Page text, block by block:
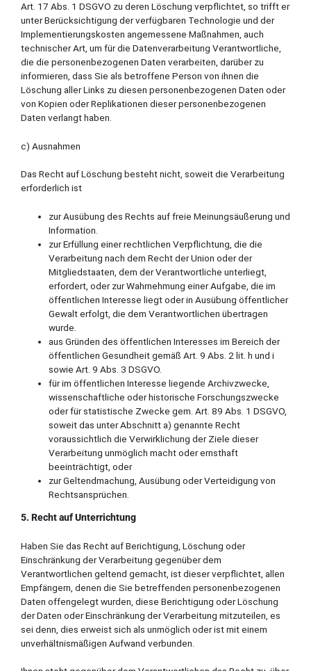
Art. 17 Abs. 1 DSGVO zu deren Löschung verpflichtet, so trifft er
unter Berücksichtigung der verfügbaren Technologie und der
Implementierungskosten angemessene Maßnahmen, auch
technischer Art, um für die Datenverarbeitung Verantwortliche,
die die personenbezogenen Daten verarbeiten, darüber zu
informieren, dass Sie als betroffene Person von ihnen die
Löschung aller Links zu diesen personenbezogenen Daten oder
von Kopien oder Replikationen dieser personenbezogenen
Daten verlangt haben.
c) Ausnahmen
Das Recht auf Löschung besteht nicht, soweit die Verarbeitung
erforderlich ist
zur Ausübung des Rechts auf freie Meinungsäußerung und
Information.
zur Erfüllung einer rechtlichen Verpflichtung, die die
Verarbeitung nach dem Recht der Union oder der
Mitgliedstaaten, dem der Verantwortliche unterliegt,
erfordert, oder zur Wahrnehmung einer Aufgabe, die im
öffentlichen Interesse liegt oder in Ausübung öffentlicher
Gewalt erfolgt, die dem Verantwortlichen übertragen
wurde.
aus Gründen des öffentlichen Interesses im Bereich der
öffentlichen Gesundheit gemäß Art. 9 Abs. 2 lit. h und i
sowie Art. 9 Abs. 3 DSGVO.
für im öffentlichen Interesse liegende Archivzwecke,
wissenschaftliche oder historische Forschungszwecke
oder für statistische Zwecke gem. Art. 89 Abs. 1 DSGVO,
soweit das unter Abschnitt a) genannte Recht
voraussichtlich die Verwirklichung der Ziele dieser
Verarbeitung unmöglich macht oder ernsthaft
beeinträchtigt, oder
zur Geltendmachung, Ausübung oder Verteidigung von
Rechtsansprüchen.
5. Recht auf Unterrichtung
Haben Sie das Recht auf Berichtigung, Löschung oder
Einschränkung der Verarbeitung gegenüber dem
Verantwortlichen geltend gemacht, ist dieser verpflichtet, allen
Empfängern, denen die Sie betreffenden personenbezogenen
Daten offengelegt wurden, diese Berichtigung oder Löschung
der Daten oder Einschränkung der Verarbeitung mitzuteilen, es
sei denn, dies erweist sich als unmöglich oder ist mit einem
unverhältnismäßigen Aufwand verbunden.